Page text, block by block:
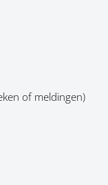
of meldingen)